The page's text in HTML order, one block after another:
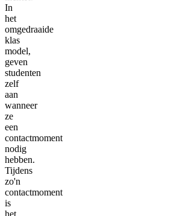
In
het
omgedraaide
klas
model,
geven
studenten
zelf
aan
wanneer
ze
een
contactmoment
nodig
hebben.
Tijdens
zo'n
contactmoment
is
het